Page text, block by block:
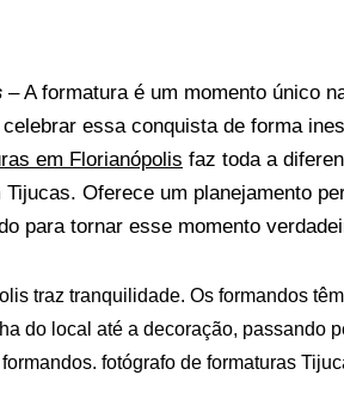
– A formatura é um momento único
essa conquista de forma
em Florianópolis faz toda a
Oferece um planejamento
para tornar esse momento
traz tranquilidade. Os formandos
do local até a decoração,
fotógrafo de formaturas